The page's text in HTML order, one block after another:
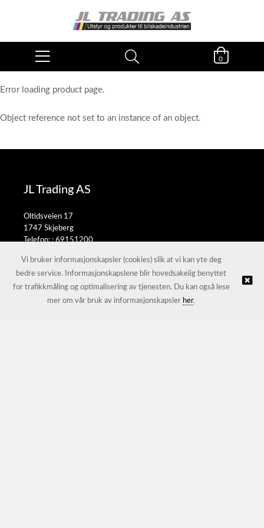
0
Error loading product page.
Object reference not set to an instance of an object.
JL Trading AS
Oltidsveien 17
1747 Skjeberg
Telefon: :69151200
© JL Trading AS |Nettbutikk levert av Kréatif
Vi bruker informasjonskapsler (cookies) slik at vi kan yte deg
bedre service. Informasjonskapslene blir hovedsakelig benyttet
for trafikkmåling og optimalisering av tjenesten. Du kan også lese
mer om vår bruk av informasjonskapsler her.